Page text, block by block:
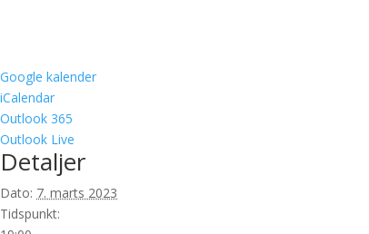
Google kalender
iCalendar
Outlook 365
Outlook Live
Detaljer
Dato: 7. marts 2023
Tidspunkt: